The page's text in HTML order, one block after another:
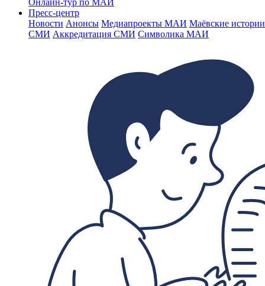
Онлайн-тур по МАИ
Пресс-центр
Новости Анонсы Медиапроекты МАИ Маёвские
СМИ Аккредитация СМИ Символика МАИ